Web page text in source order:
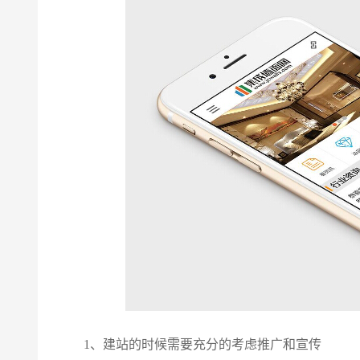
1、建站的时候需要充分的考虑推广和宣传